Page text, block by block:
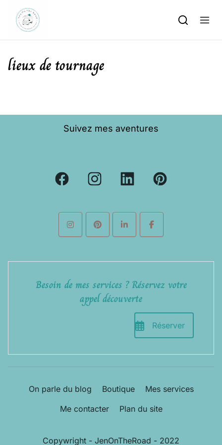
Skip to content
lieux de tournage
Suivez mes aventures
Besoin de mes services ? Réservez votre
appel découverte
Réserver
On parle du blog Boutique
Mes services
Me contacter
Plan du site
Copywright - JenOnTheRoad - 2022